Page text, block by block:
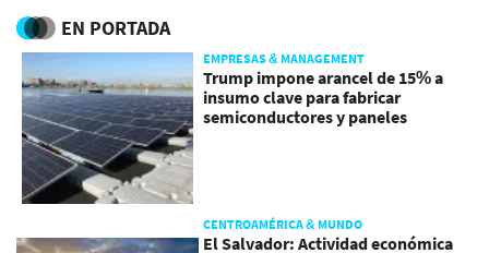
EN PORTADA
EMPRESAS & MANAGEMENT
Trump impone arancel de 15% a
insumo clave para fabricar
semiconductores y paneles
CENTROAMÉRICA & MUNDO
El Salvador: Actividad económica